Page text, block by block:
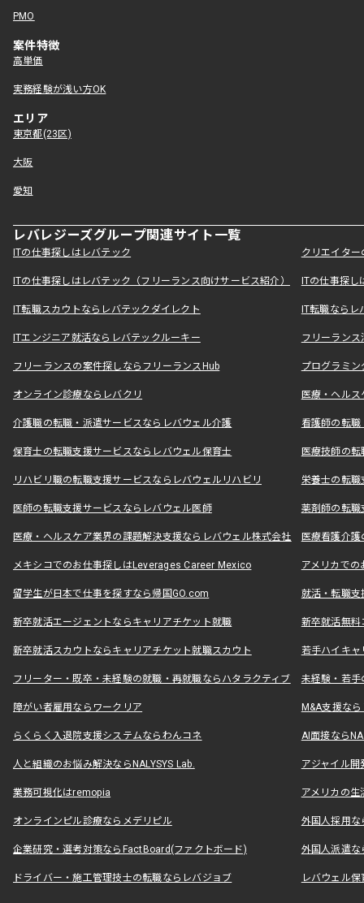
PMO
案件特徴
高単価
実務経験が浅い方OK
エリア
東京都(23区)
大阪
愛知
レバレジーズグループ関連サイト一覧
ITの仕事探しはレバテック クリエイタ
ITの仕事探しはレバテック（フリーランス向けサービス紹介） ITの仕事探
IT転職スカウトならレバテックダイレクト IT転職なら
ITエンジニア就活ならレバテックルーキー フリーラン
フリーランスの案件探しならフリーランスHub プログラミ
オンライン診療ならレバクリ 医療・ヘル
介護職の転職・派遣サービスならレバウェル介護 看護師の転
保育士の転職支援サービスならレバウェル保育士 医療技師の
リハビリ職の転職支援サービスならレバウェルリハビリ 栄養士の転
医師の転職支援サービスならレバウェル医師 薬剤師の転
医療・ヘルスケア業界の課題解決支援ならレバウェル株式会社 医療看護介
メキシコでのお仕事探しはLeverages Career Mexico アメリカで
留学生が日本で仕事を探すなら帰国GO.com 就活・転職
新卒就活エージェントならキャリアチケット就職 新卒就活無料
新卒就活スカウトならキャリアチケット就職スカウト 若手ハイキ
フリーター・既卒・未経験の就職・再就職ならハタラクティブ 未経験・若手
障がい者雇用ならワークリア M&A支援な
らくらく入退院支援システムならわんコネ AI面接なら
人と組織のお悩み解決ならNALYSYS Lab. アジャイル
業務可視化はremopia アメリカの
オンラインピル診療ならメデリピル 外国人採用
企業研究・選考対策ならFactBoard(ファクトボード) 外国人派遣な
ドライバー・施工管理技士の転職ならレバジョブ レバウェル